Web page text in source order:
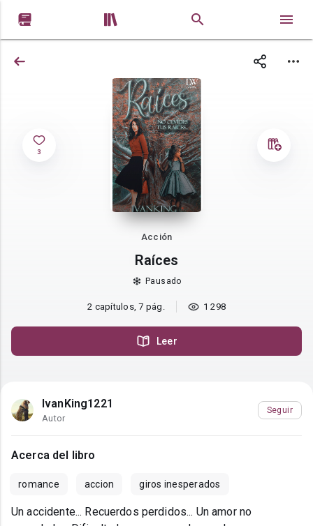
 
3
Acción
Raíces
Pausado
2 capítulos, 7 pág. 1 298
Leer
IvanKing1221
Autor
Seguir
Acerca del libro
romance accion giros inesperados
Un accidente... Recuerdos perdidos... Un amor no